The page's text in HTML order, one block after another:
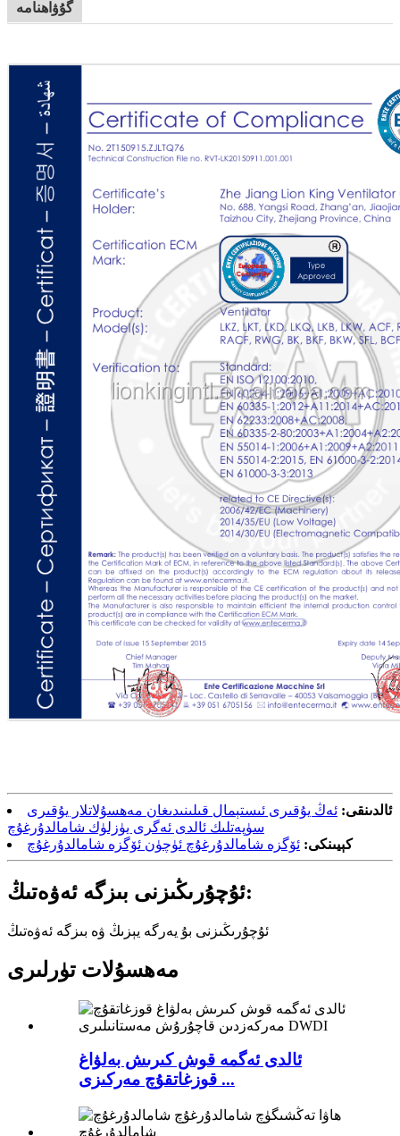
گۇۋاھنامە
ئالدىنقى: ئەڭ يۇقىرى ئىستېمال قىلىنىدىغان مەھسۇلاتلار يۇقىرى
سۈپەتلىك ئالدى ئەگرى يۈزلۈك شامالدۇرغۇچ
كېيىنكى: ئۆگزە شامالدۇرغۇچ ئۈچۈن ئۆگزە شامالدۇرغۇچ
ئۇچۇرىڭىزنى بىزگە ئەۋەتىڭ:
ئۇچۇرىڭىزنى بۇ يەرگە يېزىڭ ۋە بىزگە ئەۋەتىڭ
مەھسۇلات تۈرلىرى
ئالدى ئەگمە قوش كىرىش بەلۋاغ
قوزغاتقۇچ مەركىزى ...